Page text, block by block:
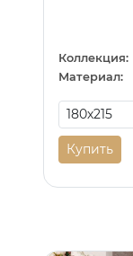
Коллекция:
Материал:
Купить